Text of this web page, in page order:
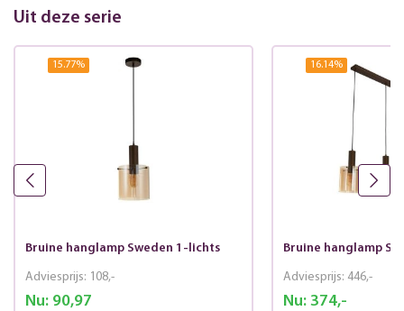
Uit deze serie
15.77%
Bruine hanglamp Sweden 1-lichts
Nu:90,97
Adviesprijs: 108,-
16.14%
Bruine hanglamp
Nu:374,-
Adviesprijs: 446,-